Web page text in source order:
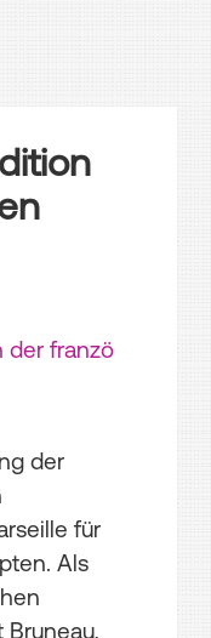
der franzö
der
für
Als
Bruneau,